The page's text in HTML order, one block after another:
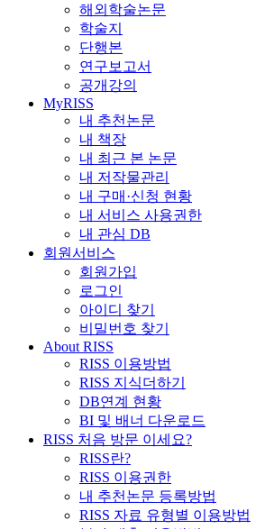
해외학술논문
학술지
단행본
연구보고서
공개강의
MyRISS
내 추천논문
내 책장
내 최근 본 논문
내 저작물관리
내 구매·신청 현황
내 서비스 사용권한
내 관심 DB
회원서비스
회원가입
로그인
아이디 찾기
비밀번호 찾기
About RISS
RISS 이용방법
RISS 지식더하기
DB연계 현황
BI 및 배너 다운로드
RISS 처음 방문 이세요?
RISS란?
RISS 이용권한
내 추천논문 등록방법
RISS 자료 유형별 이용방법